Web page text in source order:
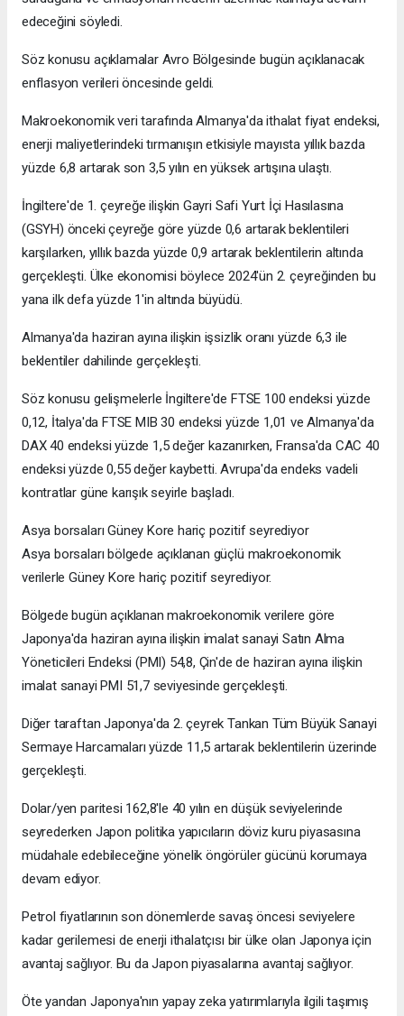
edeceğini söyledi.
Söz konusu açıklamalar Avro Bölgesinde bugün açıklanacak
enflasyon verileri öncesinde geldi.
Makroekonomik veri tarafında Almanya'da ithalat fiyat endeksi,
enerji maliyetlerindeki tırmanışın etkisiyle mayısta yıllık bazda
yüzde 6,8 artarak son 3,5 yılın en yüksek artışına ulaştı.
İngiltere'de 1. çeyreğe ilişkin Gayri Safi Yurt İçi Hasılasına
(GSYH) önceki çeyreğe göre yüzde 0,6 artarak beklentileri
karşılarken, yıllık bazda yüzde 0,9 artarak beklentilerin altında
gerçekleşti. Ülke ekonomisi böylece 2024'ün 2. çeyreğinden bu
yana ilk defa yüzde 1'in altında büyüdü.
Almanya'da haziran ayına ilişkin işsizlik oranı yüzde 6,3 ile
beklentiler dahilinde gerçekleşti.
Söz konusu gelişmelerle İngiltere'de FTSE 100 endeksi yüzde
0,12, İtalya'da FTSE MIB 30 endeksi yüzde 1,01 ve Almanya'da
DAX 40 endeksi yüzde 1,5 değer kazanırken, Fransa'da CAC 40
endeksi yüzde 0,55 değer kaybetti. Avrupa'da endeks vadeli
kontratlar güne karışık seyirle başladı.
Asya borsaları Güney Kore hariç pozitif seyrediyor
Asya borsaları bölgede açıklanan güçlü makroekonomik
verilerle Güney Kore hariç pozitif seyrediyor.
Bölgede bugün açıklanan makroekonomik verilere göre
Japonya'da haziran ayına ilişkin imalat sanayi Satın Alma
Yöneticileri Endeksi (PMI) 54,8, Çin'de de haziran ayına ilişkin
imalat sanayi PMI 51,7 seviyesinde gerçekleşti.
Diğer taraftan Japonya'da 2. çeyrek Tankan Tüm Büyük Sanayi
Sermaye Harcamaları yüzde 11,5 artarak beklentilerin üzerinde
gerçekleşti.
Dolar/yen paritesi 162,8'le 40 yılın en düşük seviyelerinde
seyrederken Japon politika yapıcıların döviz kuru piyasasına
müdahale edebileceğine yönelik öngörüler gücünü korumaya
devam ediyor.
Petrol fiyatlarının son dönemlerde savaş öncesi seviyelere
kadar gerilemesi de enerji ithalatçısı bir ülke olan Japonya için
avantaj sağlıyor. Bu da Japon piyasalarına avantaj sağlıyor.
Öte yandan Japonya'nın yapay zeka yatırımlarıyla ilgili taşımış